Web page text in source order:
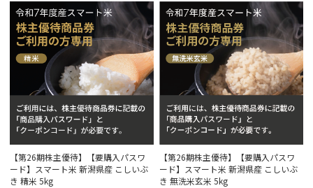
【第26期株主優待】【要購入パスワ
ード】スマート米 新潟県産 こしいぶ
き 精米 5kg
【第26期株主優待】【要購入パスワ
ード】スマート米 新潟県産 こしいぶ
き 無洗米玄米 5kg